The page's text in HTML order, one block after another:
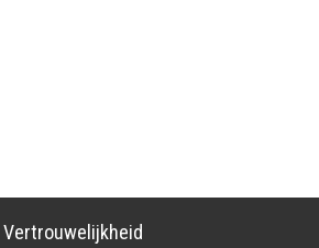
Vertrouwelijkheid